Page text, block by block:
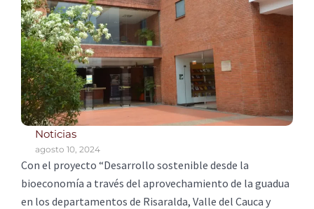
Noticias
agosto 10, 2024
Con el proyecto “Desarrollo sostenible desde la
bioeconomía a través del aprovechamiento de la guadua
en los departamentos de Risaralda, Valle del Cauca y